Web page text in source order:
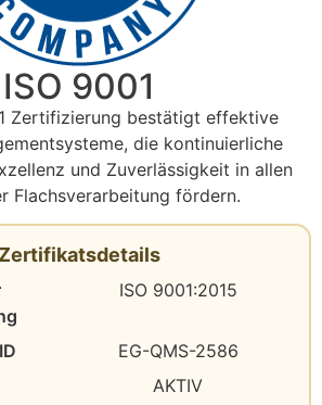
ISO 9001
Zertifizierung bestätigt effektive
die kontinuierliche
und Zuverlässigkeit in allen
Flachsverarbeitung fördern.
Zertifikatsdetails
ISO 9001:2015
EG-QMS-2586
AKTIV